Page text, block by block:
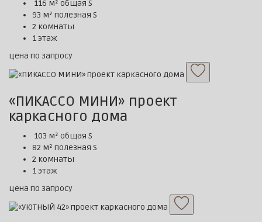
116 м² общая S
93 м² полезная S
2 комнаты
1 этаж
цена по запросу
«ПИКАССО МИНИ» проект
каркасного дома
103 м² общая S
82 м² полезная S
2 комнаты
1 этаж
цена по запросу